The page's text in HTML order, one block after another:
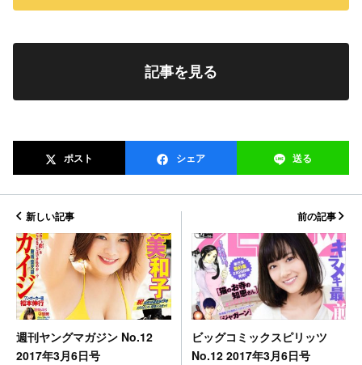
記事を見る
ポスト シェア 送る
新しい記事
週刊ヤングマガジン No.12
2017年3月6日号
前の記事
ビッグコミックスピリッツ
No.12 2017年3月6日号